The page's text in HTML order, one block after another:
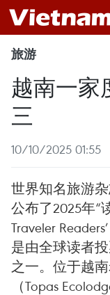
旅游
越南一家
三
10/10/2025 01:55
世界知名旅游杂
公布了2025年“
Traveler
是由全球读者
之一。位于越
（Topas